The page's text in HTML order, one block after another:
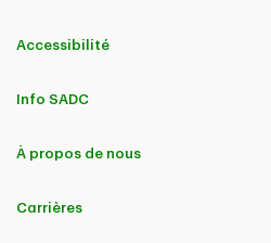
Accessibilité
Info SADC
À propos de nous
Carrières